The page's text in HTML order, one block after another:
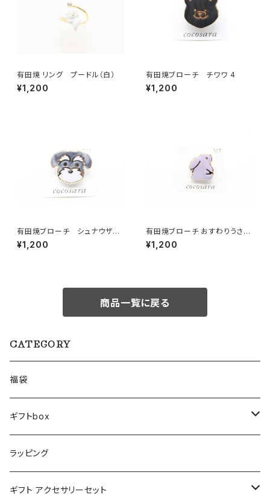
有田焼 リング プードル（白）
¥1,200
有田焼ブローチ チワワ 4
¥1,200
有田焼ブローチ シュナウザー
（グレー×ゴールド）
¥1,200
有田焼ブローチ おすわりうさぎ
（紫）
¥1,200
商品一覧に戻る
CATEGORY
福袋
ギフトbox
Lサイズ
Mサイズ
ラッピング
ギフト アクセサリーセット